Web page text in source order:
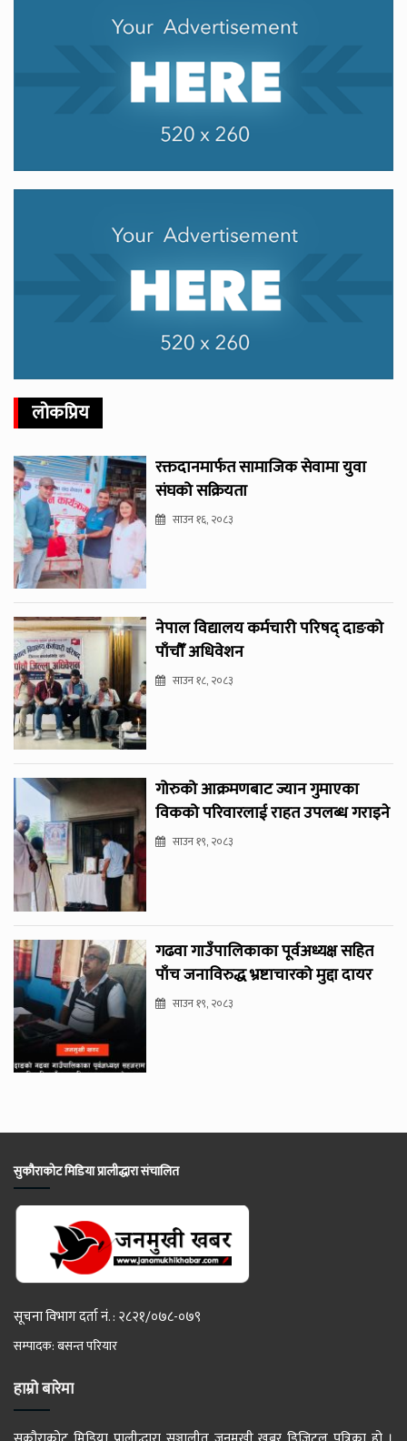
लोकप्रिय
रक्तदानमार्फत सामाजिक सेवामा युवा
संघको सक्रियता
साउन १६, २०८३
नेपाल विद्यालय कर्मचारी परिषद् दाङको
पाँचौँ अधिवेशन
साउन १८, २०८३
गोरुको आक्रमणबाट ज्यान गुमाएका
विकको परिवारलाई राहत उपलब्ध गराइने
साउन १९, २०८३
गढवा गाउँपालिकाका पूर्वअध्यक्ष सहित
पाँच जनाविरुद्ध भ्रष्टाचारको मुद्दा दायर
साउन १९, २०८३
सुकौराकोट मिडिया प्रालीद्धारा संचालित
सूचना विभाग दर्ता नं. : २८२१/०७८-०७९
सम्पादक: बसन्त परियार
हाम्रो बारेमा